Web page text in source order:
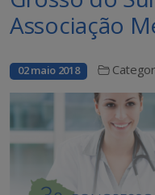
Associação
02 maio 2018